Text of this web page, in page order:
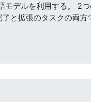
モデルを利用する。 2
と拡張のタスクの両方